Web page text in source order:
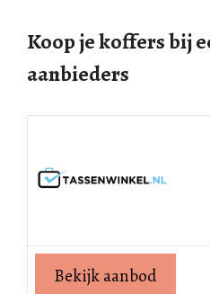
Koop je koffers bij
aanbieders
Bekijk aanbod